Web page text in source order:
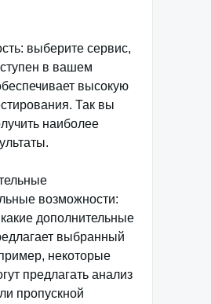
выберите сервис,
в вашем
высокую
Так вы
наиболее
возможности:
дополнительные
выбранный
некоторые
предлагать анализ
пропускной